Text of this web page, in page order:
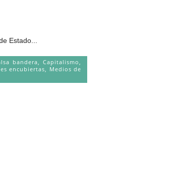
Estado...
bandera, Capitalismo,
encubiertas, Medios de